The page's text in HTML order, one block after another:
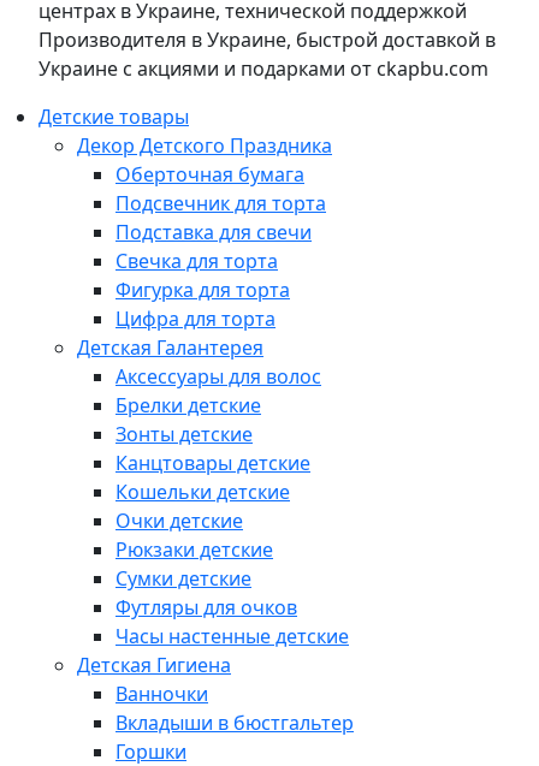
центрах в Украине, технической поддержкой
Производителя в Украине, быстрой доставкой в
Украине с акциями и подарками от ckapbu.com
Детские товары
Декор Детского Праздника
Оберточная бумага
Подсвечник для торта
Подставка для свечи
Свечка для торта
Фигурка для торта
Цифра для торта
Детская Галантерея
Аксессуары для волос
Брелки детские
Зонты детские
Канцтовары детские
Кошельки детские
Очки детские
Рюкзаки детские
Сумки детские
Футляры для очков
Часы настенные детские
Детская Гигиена
Ванночки
Вкладыши в бюстгальтер
Горшки